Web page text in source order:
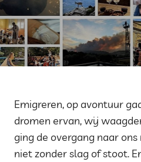
Emigreren, op avontuur
dromen ervan, wij
ging de overgang naar
niet zonder slag of stoot.